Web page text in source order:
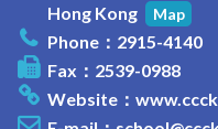
Hong Kong
Map
Phone：2915-4140
Fax：2539-0988
Website：